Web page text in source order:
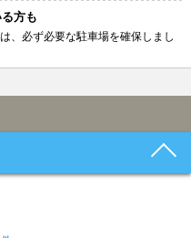
方も
、必ず必要な駐車場を確保しまし